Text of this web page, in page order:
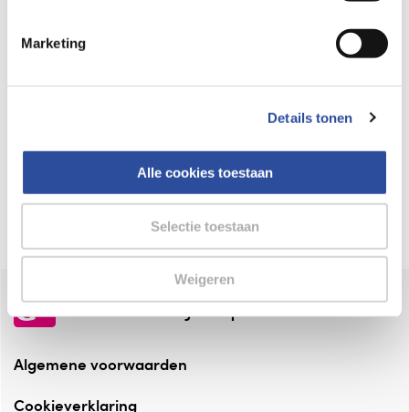
Marketing
Details tonen
Alle cookies toestaan
Selectie toestaan
Weigeren
⁠Verantwoorde zorg, ⁠ook online.
Altijd onze folder bij de hand
Check onze folders ⁠bij AlleFolders.
de vriendelijke specialist
Algemene voorwaarden
Cookieverklaring